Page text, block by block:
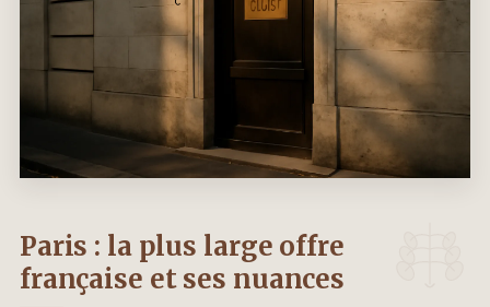
Paris : la plus large offre
française et ses nuances